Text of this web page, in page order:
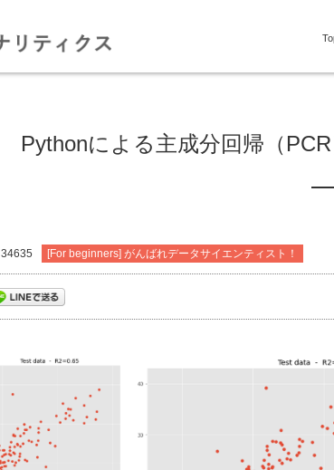
Pythonによる主成分回帰（
34635 [For beginners] がんばれデータサイエンティスト！